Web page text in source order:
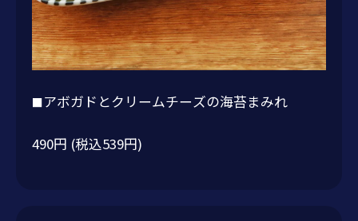
■アボガドとクリームチーズの海苔まみれ
490円 (税込539円)